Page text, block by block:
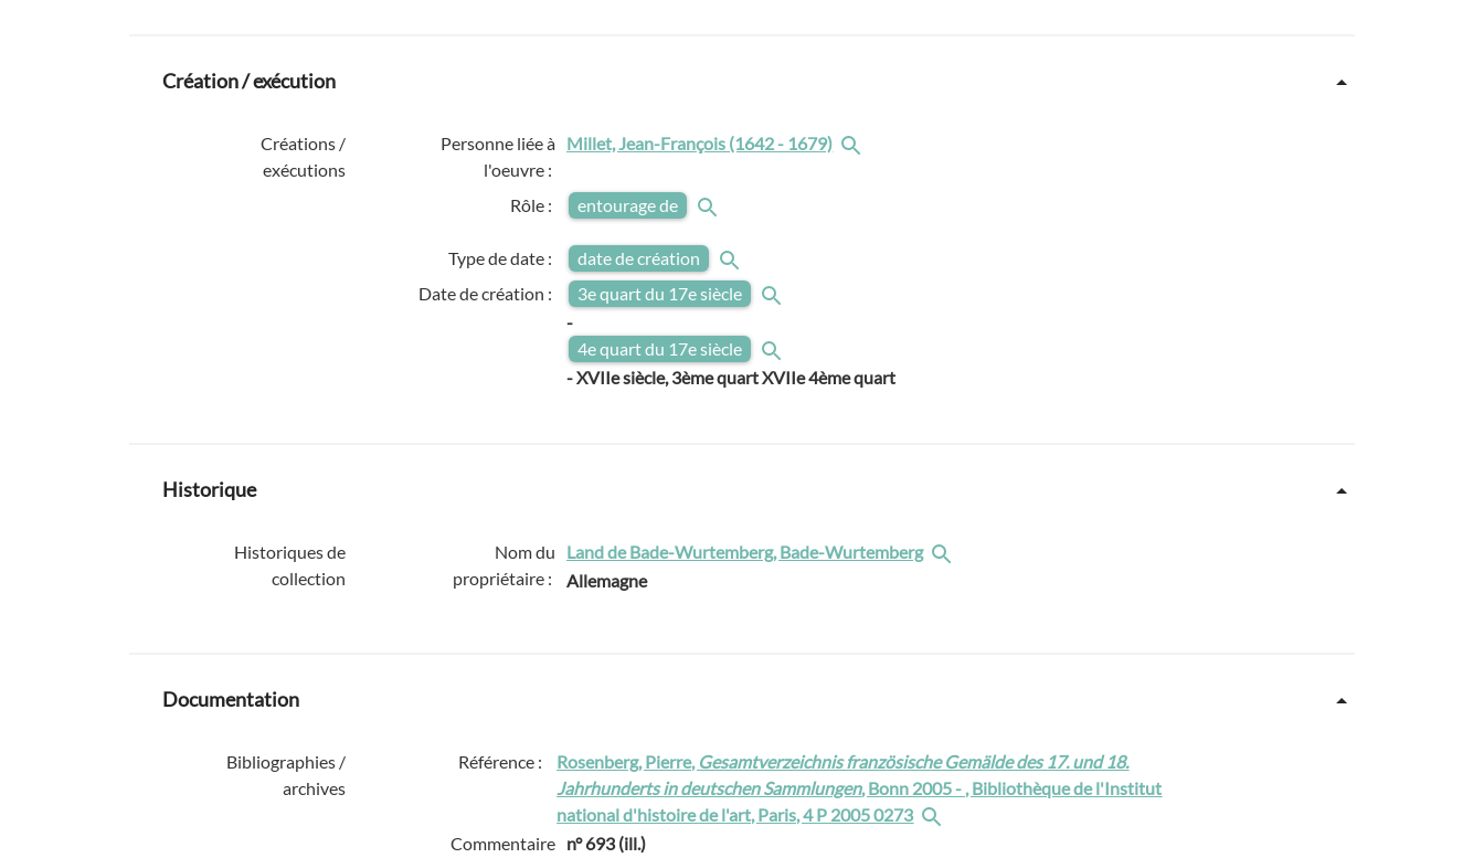
Création / exécution
Créations /
exécutions
Personne liée à
l'oeuvre :
Millet, Jean-François (1642 - 1679)
Rôle : entourage de
Type de date :
date de création
Date de création :
3e quart du 17e siècle
-
4e quart du 17e siècle
-XVIIe siècle, 3ème quart XVIIe 4ème quart
Historique
Historiques de
collection
Nom du
propriétaire :
Land de Bade-Wurtemberg, Bade-Wurtemberg
Allemagne
Documentation
Bibliographies /
archives
Référence : Rosenberg, Pierre, Gesamtverzeichnis französische Gemälde des 17. und 18.
Jahrhunderts in deutschen Sammlungen, Bonn 2005 - , Bibliothèque de l'Institut
national d'histoire de l'art, Paris, 4 P 2005 0273
Commentaire n° 693 (ill.)